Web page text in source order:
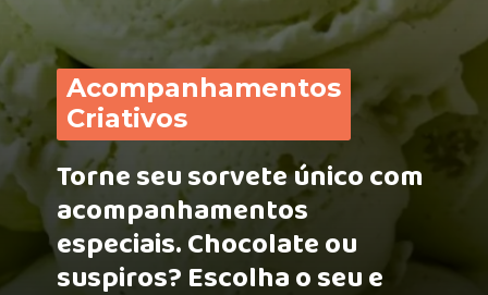
Torne seu sorvete único com
acompanhamentos
especiais. Chocolate ou
suspiros? Escolha o seu e
Acompanhamentos
Criativos